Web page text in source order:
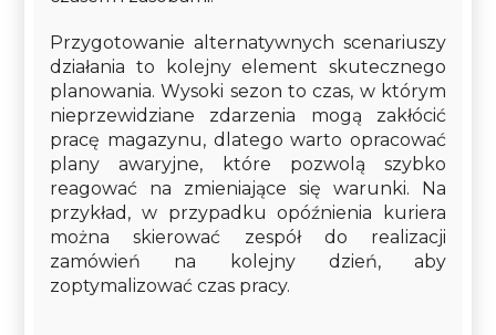
Przygotowanie alternatywnych scenariuszy
działania to kolejny element skutecznego
planowania. Wysoki sezon to czas, w którym
nieprzewidziane zdarzenia mogą zakłócić
pracę magazynu, dlatego warto opracować
plany awaryjne, które pozwolą szybko
reagować na zmieniające się warunki. Na
przykład, w przypadku opóźnienia kuriera
można skierować zespół do realizacji
zamówień na kolejny dzień, aby
zoptymalizować czas pracy.